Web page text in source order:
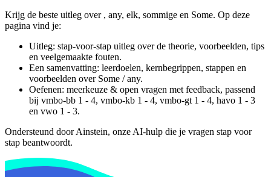
Krijg de beste uitleg over , any, elk, sommige en Some. Op deze
pagina vind je:
Uitleg: stap-voor-stap uitleg over de theorie, voorbeelden, tips
en veelgemaakte fouten.
Een samenvatting: leerdoelen, kernbegrippen, stappen en
voorbeelden over Some / any.
Oefenen: meerkeuze & open vragen met feedback, passend
bij vmbo-bb 1 - 4, vmbo-kb 1 - 4, vmbo-gt 1 - 4, havo 1 - 3
en vwo 1 - 3.
Ondersteund door Ainstein, onze AI-hulp die je vragen stap voor
stap beantwoordt.